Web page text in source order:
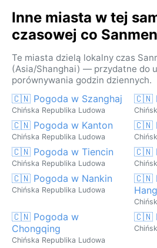
Inne miasta w tej
czasowej co
Te miasta dzielą lokalny czas
(Asia/Shanghai) — przydatne do
porównywania godzin dziennych.
🇨🇳 Pogoda w Szanghaj
Chińska Republika Ludowa
🇨🇳
🇨🇳 Pogoda w Kanton
Chińska Republika Ludowa
🇨🇳
🇨🇳 Pogoda w Tiencin
Chińska Republika Ludowa
🇨🇳
🇨🇳 Pogoda w Nankin
Chińska Republika Ludowa
🇨🇳
🇨🇳 Pogoda w
Chongqing
Chińska Republika Ludowa
🇨🇳